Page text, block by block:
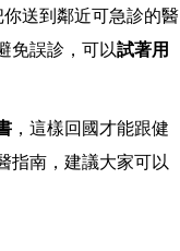
送到鄰近可急診的醫
免誤診，可以試著用
，這樣回國才能跟健
指南， 建議大家可以